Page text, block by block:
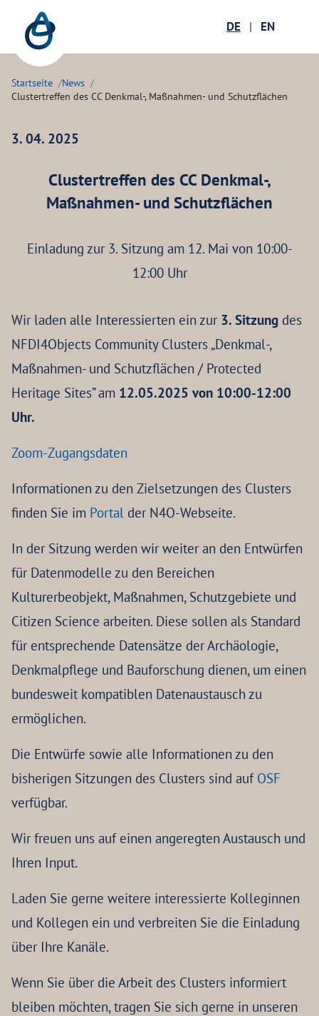
Zum Hauptinhalt springen
DE | EN
Startseite
News
Clustertreffen des CC Denkmal-, Maßnahmen- und Schutzflächen
3. 04. 2025
Clustertreffen des CC Denkmal-,
Maßnahmen- und Schutzflächen
Einladung zur 3. Sitzung am 12. Mai von 10:00-
12:00 Uhr
Wir laden alle Interessierten ein zur 3. Sitzung des
NFDI4Objects Community Clusters „Denkmal-,
Maßnahmen- und Schutzflächen / Protected
Heritage Sites” am 12.05.2025 von 10:00-12:00
Uhr.
Zoom-Zugangsdaten
Informationen zu den Zielsetzungen des Clusters
finden Sie im Portal der N4O-Webseite.
In der Sitzung werden wir weiter an den Entwürfen
für Datenmodelle zu den Bereichen
Kulturerbeobjekt, Maßnahmen, Schutzgebiete und
Citizen Science arbeiten. Diese sollen als Standard
für entsprechende Datensätze der Archäologie,
Denkmalpflege und Bauforschung dienen, um einen
bundesweit kompatiblen Datenaustausch zu
ermöglichen.
Die Entwürfe sowie alle Informationen zu den
bisherigen Sitzungen des Clusters sind auf OSF
verfügbar.
Wir freuen uns auf einen angeregten Austausch und
Ihren Input.
Laden Sie gerne weitere interessierte Kolleginnen
und Kollegen ein und verbreiten Sie die Einladung
über Ihre Kanäle.
Wenn Sie über die Arbeit des Clusters informiert
bleiben möchten, tragen Sie sich gerne in unseren